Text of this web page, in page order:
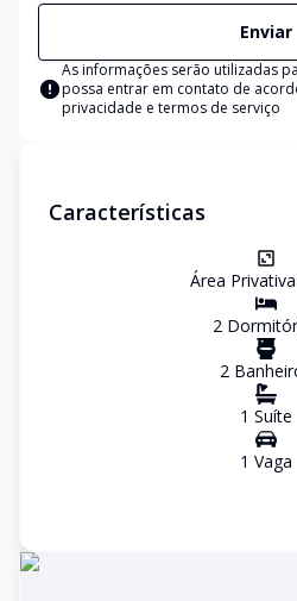
Enviar
As informações serão utilizadas
possa entrar em contato de
privacidade e termos de serviço
Características
Área Privativa
2
2
1 Suíte
1 Vaga